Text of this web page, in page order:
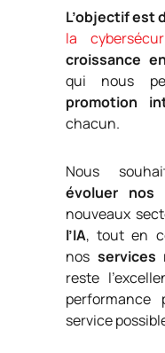
L’objectif est
la
croissance
qui nous
promotion
chacun.
Nous
évoluer nos
nouveaux
l’IA, tout en
nos services
reste
service